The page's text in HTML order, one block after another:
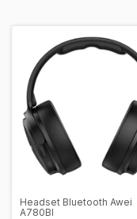
Headset Bluetooth Awei
A780Bl